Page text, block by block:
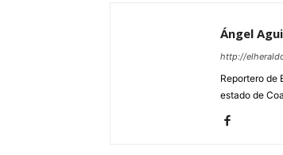
Ángel
http://
Reportero de
estado de